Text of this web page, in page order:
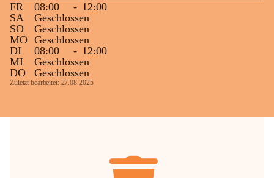
Bevölkerung ungewohnte, jedoch
technisch notwendige Betriebszustände so
kurz wie möglich zu halten.
Wir bitten daher die umliegende
Bevölkerung um Verständnis.
FR
08:00 - 12:00
SA
Geschlossen
SO
Geschlossen
MO Geschlossen
DI
08:00 - 12:00
MI
Geschlossen
DO
Geschlossen
Zuletzt bearbeitet: 27.08.2025